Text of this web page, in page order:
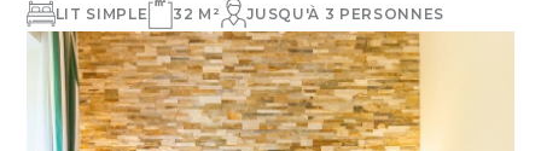
LIT SIMPLE 32 M² JUSQU'À 3 PERSONNES